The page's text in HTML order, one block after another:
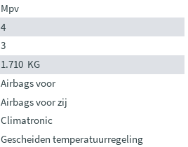
Mpv
4
3
1.710 KG
Airbags voor
Airbags voor zij
Climatronic
Gescheiden temperatuurregeling